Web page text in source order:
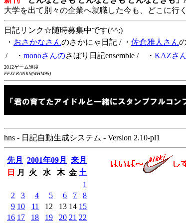
大学を出て別々の企業へ就職した今も、どこに行
日記リンク☆随時募集中です(^^;)
・ おさかなさんのさかにゃ日記 / ・ 佐倉雅人さん
/ ・ monoさんのさぼり日記ensemble / ・ KAZさ
2012ゲーム進度
FFXI:RANK9(WHM95)
hns - 日記自動生成システム - Version 2.10-pl1
先月 2001年09月
来月
日
月 火 水 木 金 土
1
2
3 4 5 6 7
8
9 10 11 12 13 14 15
16 17 18 19 20 21 22